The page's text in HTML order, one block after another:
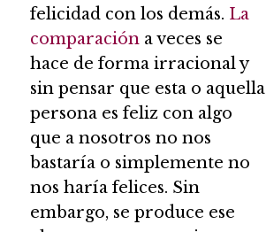
felicidad con los demás. La
comparacióna veces se
hace de forma irracional y
sin pensar que esta o aquella
persona es feliz con algo
que a nosotros no nos
bastaría o simplemente no
nos haría felices. Sin
embargo, se produce ese